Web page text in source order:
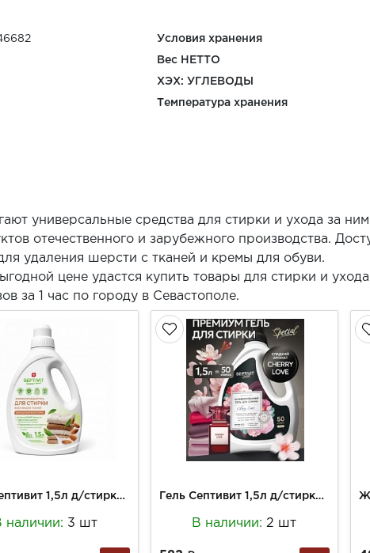
Условия хранения
Вес НЕТТО
ХЭХ: УГЛЕВОДЫ
Температура хранения
универсальные средства для стирки и ухода за
отечественного и зарубежного производства.
удаления шерсти с тканей и кремы для обуви.
цене удастся купить товары для стирки и
за 1 час по городу в Севастополе.
Гель Септивит 1,5л д/стирки Миндальное молочко
наличии: 3 шт
Гель Септивит 1,5л д/стирки Вишневая любовь
В наличии:2 шт